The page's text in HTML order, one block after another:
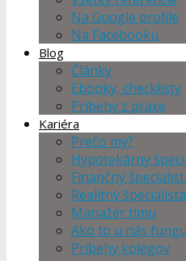
Na Google profile
Na Facebooku
Blog
Články
Ebooky, checklisty
Príbehy z praxe
Kariéra
Prečo my?
Hypotekárny
Finančný
Realitný špecialista
Manažér tímu
Ako to u nás
Príbehy kolegov